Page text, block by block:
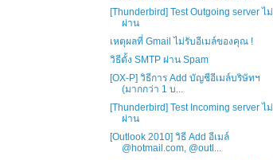
[Thunderbird] Test Outgoing server ไม่
ผ่าน
เหตุผลที่ Gmail ไม่รับอีเมล์ของคุณ !
วิธีตั้ง SMTP ผ่าน Spam
[OX-P] วิธีการ Add บัญชีอีเมล์บริษัทฯ
(มากกว่า 1 บ...
[Thunderbird] Test Incoming server ไม่
ผ่าน
[Outlook 2010] วิธี Add อีเมล์
@hotmail.com, @outl...